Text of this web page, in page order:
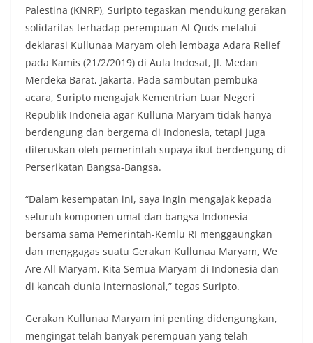
Palestina (KNRP), Suripto tegaskan mendukung gerakan
solidaritas terhadap perempuan Al-Quds melalui
deklarasi Kullunaa Maryam oleh lembaga Adara Relief
pada Kamis (21/2/2019) di Aula Indosat, Jl. Medan
Merdeka Barat, Jakarta. Pada sambutan pembuka
acara, Suripto mengajak Kementrian Luar Negeri
Republik Indoneia agar Kulluna Maryam tidak hanya
berdengung dan bergema di Indonesia, tetapi juga
diteruskan oleh pemerintah supaya ikut berdengung di
Perserikatan Bangsa-Bangsa.
“Dalam kesempatan ini, saya ingin mengajak kepada
seluruh komponen umat dan bangsa Indonesia
bersama sama Pemerintah-Kemlu RI menggaungkan
dan menggagas suatu Gerakan Kullunaa Maryam, We
Are All Maryam, Kita Semua Maryam di Indonesia dan
di kancah dunia internasional,” tegas Suripto.
Gerakan Kullunaa Maryam ini penting didengungkan,
mengingat telah banyak perempuan yang telah